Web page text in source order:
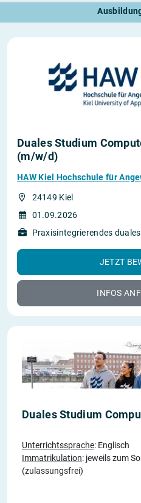
Duales Studium
(m/w/d)
HAW Kiel Hochschule für
24149 Kiel
01.09.2026
Praxisintegrierendes
JETZT
INFOS
Duales Studium
Unterrichtssprache: Englisch
Immatrikulation: jeweils zum
(zulassungsfrei)